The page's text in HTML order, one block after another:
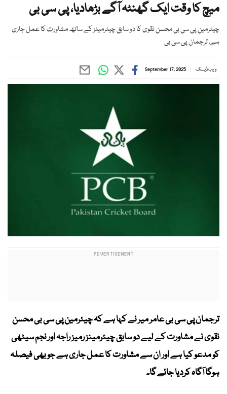
میچ کا وقت ایک گھنٹہ آگے بڑھادیا، پی سی بی
چیئرمین پی سی بی محسن نقوی کا دو سابق چیئرمینز کے ساتھ مشاورت کا عمل جاری
ہے، ترجمان پی سی بی
ویب ڈیسک September 17, 2025
ترجمان پی سی بی عامر میر نے کہا ہے کہ چیئرمین پی سی بی محسن
نقوی نے مشاورت کے لیے دو سابق چیئرمینز رمیز راجہ اور نجم سیٹھی
کو مدعو کیا ہے اور ان سے مشاورت کا عمل جاری ہے جو بھی فیصلہ
ہوگا آگاہ کردیا جائے گا۔